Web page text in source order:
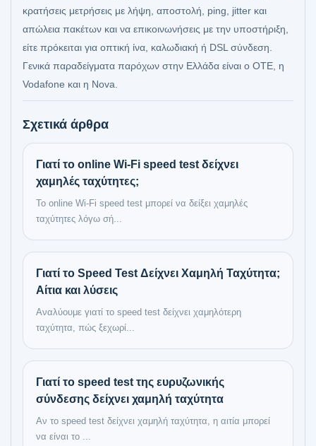
κρατήσεις μετρήσεις με λήψη, αποστολή, ping, jitter και
απώλεια πακέτων και να επικοινωνήσεις με την υποστήριξη,
είτε πρόκειται για οπτική ίνα, καλωδιακή ή DSL σύνδεση.
Γενικά παραδείγματα παρόχων στην Ελλάδα είναι ο ΟΤΕ, η
Vodafone και η Nova.
Σχετικά άρθρα
Γιατί το online Wi‑Fi speed test δείχνει
χαμηλές ταχύτητες;
Το online Wi‑Fi speed test μπορεί να δείξει χαμηλές
ταχύτητες λόγω σή...
Γιατί το Speed Test Δείχνει Χαμηλή Ταχύτητα;
Αίτια και λύσεις
Αναλύουμε γιατί το speed test δείχνει χαμηλότερη
ταχύτητα, πώς ξεχωρί...
Γιατί το speed test της ευρυζωνικής
σύνδεσης δείχνει χαμηλή ταχύτητα
Αν το speed test δείχνει χαμηλή ταχύτητα, η αιτία μπορεί
να είναι το ...